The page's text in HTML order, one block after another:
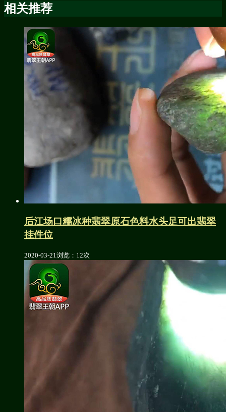
相关推荐
后江场口糯冰种翡翠原石色料水头足可出翡翠
挂件位
2020-03-21浏览：12次